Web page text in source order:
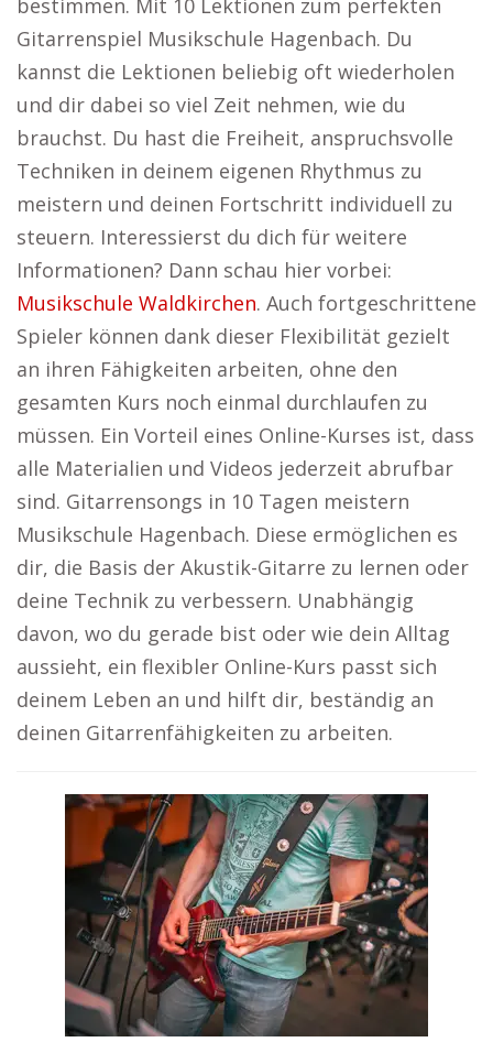
bestimmen. Mit 10 Lektionen zum perfekten
Gitarrenspiel Musikschule Hagenbach. Du
kannst die Lektionen beliebig oft wiederholen
und dir dabei so viel Zeit nehmen, wie du
brauchst. Du hast die Freiheit, anspruchsvolle
Techniken in deinem eigenen Rhythmus zu
meistern und deinen Fortschritt individuell zu
steuern. Interessierst du dich für weitere
Informationen? Dann schau hier vorbei:
Musikschule Waldkirchen. Auch fortgeschrittene
Spieler können dank dieser Flexibilität gezielt
an ihren Fähigkeiten arbeiten, ohne den
gesamten Kurs noch einmal durchlaufen zu
müssen. Ein Vorteil eines Online-Kurses ist, dass
alle Materialien und Videos jederzeit abrufbar
sind. Gitarrensongs in 10 Tagen meistern
Musikschule Hagenbach. Diese ermöglichen es
dir, die Basis der Akustik-Gitarre zu lernen oder
deine Technik zu verbessern. Unabhängig
davon, wo du gerade bist oder wie dein Alltag
aussieht, ein flexibler Online-Kurs passt sich
deinem Leben an und hilft dir, beständig an
deinen Gitarrenfähigkeiten zu arbeiten.